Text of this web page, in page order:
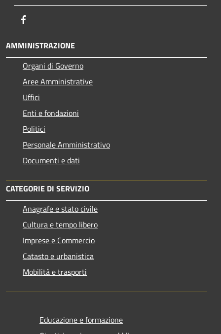
AMMINISTRAZIONE
Organi di Governo
Aree Amministrative
Uffici
Enti e fondazioni
Politici
Personale Amministrativo
Documenti e dati
CATEGORIE DI SERVIZIO
Anagrafe e stato civile
Cultura e tempo libero
Imprese e Commercio
Catasto e urbanistica
Mobilità e trasporti
Educazione e formazione